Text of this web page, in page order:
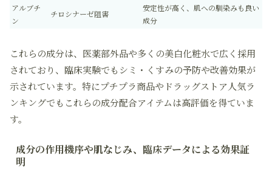
アルブチ
ン
チロシナーゼ阻害
安定性が高く、肌への馴染みも良い
成分
これらの成分は、医薬部外品や多くの美白化粧水で広く採用
されており、臨床実験でもシミ・くすみの予防や改善効果が
示されています。特にプチプラ商品やドラッグストア人気ラ
ンキングでもこれらの成分配合アイテムは高評価を得ていま
す。
成分の作用機序や肌なじみ、臨床データによる効果証
明